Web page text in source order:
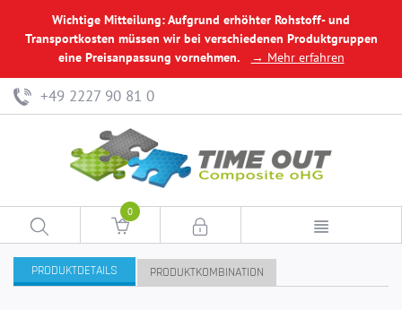
Wichtige Mitteilung: Aufgrund erhöhter Rohstoff- und
Transportkosten müssen wir bei verschiedenen Produktgruppen
eine Preisanpassung vornehmen.
→ Mehr erfahren
+49 2227 90 81 0
0
PRODUKTDETAILS PRODUKTKOMBINATION